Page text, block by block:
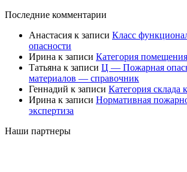
Последние комментарии
Анастасия к записи Класс
опасности
Ирина к записи Категория
Татьяна к записи Ц — Пожарная
материалов — справочник
Геннадий к записи Категория склада
Ирина к записи Нормативная
экспертиза
Наши партнеры